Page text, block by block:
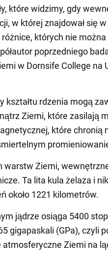
które widzimy, gdy
w której znajdował się
których nie
poprzedniego
w Dornsife College na
kształtu rdzenia mogą
Ziemi, które zasilają
które chronią
warstw Ziemi,
Ta lita kula żelaza i
około 1221 kilometrów.
jądrze osiąga 5400
gigapaskali (GPa), czyli
Ziemi na